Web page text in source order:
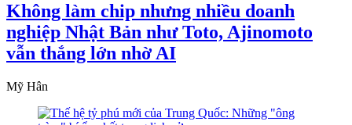
Không làm chip nhưng nhiều doanh
nghiệp Nhật Bản như Toto, Ajinomoto
vẫn thắng lớn nhờ AI
Mỹ Hân